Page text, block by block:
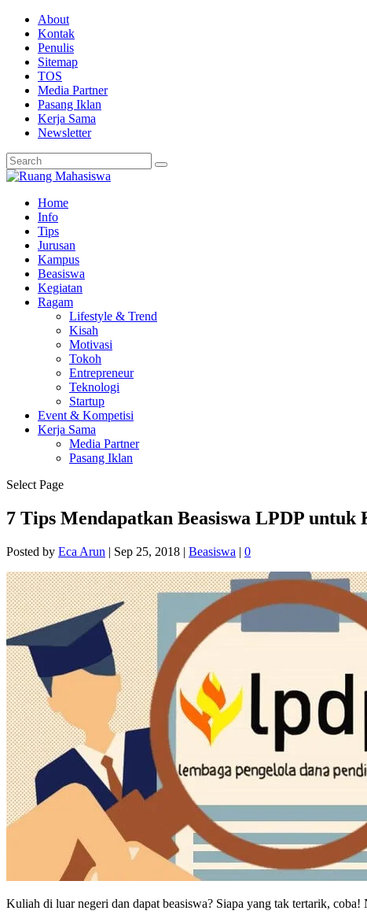
About
Kontak
Penulis
Sitemap
TOS
Media Partner
Pasang Iklan
Kerja Sama
Newsletter
Home
Info
Tips
Jurusan
Kampus
Beasiswa
Kegiatan
Ragam
Lifestyle & Trend
Kisah
Motivasi
Tokoh
Entrepreneur
Teknologi
Startup
Event & Kompetisi
Kerja Sama
Media Partner
Pasang Iklan
Select Page
7 Tips Mendapatkan Beasiswa LPDP
Posted by Eca Arun | Sep 25, 2018 | Beasiswa | 0
Kuliah di luar negeri dan dapat beasiswa? Siapa yang tak tertarik,